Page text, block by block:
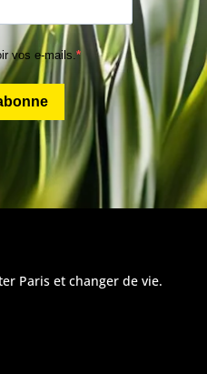
vos e-mails.
Paris et changer de vie.